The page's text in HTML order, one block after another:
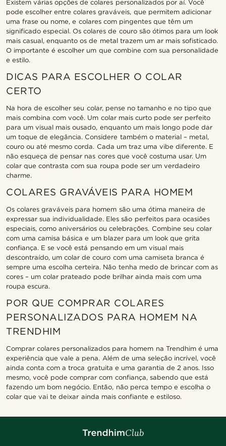
Existem várias opções de colares personalizados por aí. Você
pode escolher entre colares graváveis, que permitem adicionar
uma frase ou nome, e colares com pingentes que têm um
significado especial. Os colares de couro são ótimos para um look
mais casual, enquanto os de metal trazem um ar mais sofisticado.
O importante é escolher um que combine com sua personalidade
e estilo.
DICAS PARA ESCOLHER O COLAR
CERTO
Na hora de escolher seu colar, pense no tamanho e no tipo que
mais combina com você. Um colar mais curto pode ser perfeito
para um visual mais ousado, enquanto um mais longo pode dar
um toque de elegância. Considere também o material – metal,
couro ou até mesmo corda. Cada um traz uma vibe diferente. E
não esqueça de pensar nas cores que você costuma usar. Um
colar que contrasta com sua roupa pode ser um verdadeiro
charme.
COLARES GRAVÁVEIS PARA HOMEM
Os colares graváveis para homem são uma ótima maneira de
expressar sua individualidade. Eles são perfeitos para ocasiões
especiais, como aniversários ou celebrações. Combine seu colar
com uma camisa básica e um blazer para um look que grita
confiança. E se você está pensando em um visual mais
descontraído, um colar de couro com uma camiseta branca é
sempre uma escolha certeira. Não tenha medo de brincar com as
cores – um colar prateado pode brilhar ainda mais com uma
roupa escura.
POR QUE COMPRAR COLARES
PERSONALIZADOS PARA HOMEM NA
TRENDHIM
Comprar colares personalizados para homem na Trendhim é uma
experiência que vale a pena. Além de uma seleção incrível, você
ainda conta com a troca gratuita e uma garantia de 2 anos. Isso
mesmo, você pode comprar com confiança, sabendo que está
fazendo um bom negócio. Então, não perca tempo e escolha o
colar que vai te deixar ainda mais confiante e estiloso.